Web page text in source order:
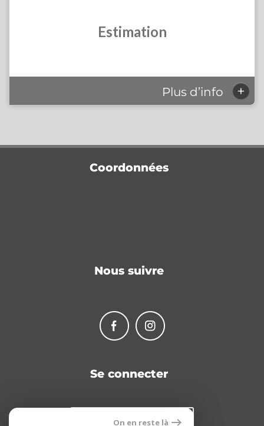
Estimation
Plus d’info +
Coordonnées
Nous suivre
Se connecter
Espace propriétaire
On en reste là